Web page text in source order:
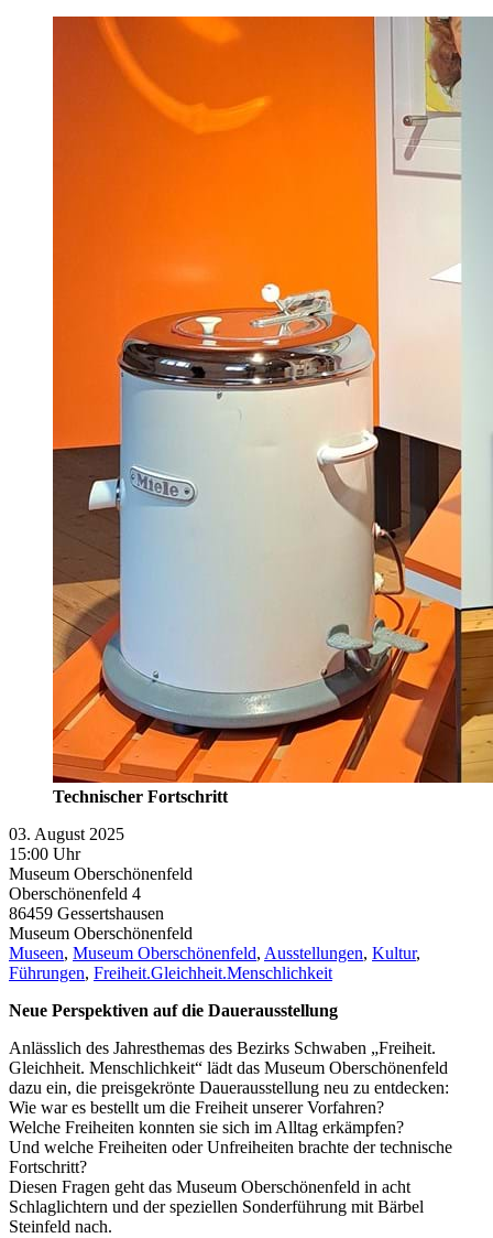
Technischer Fortschritt
03. August 2025
15:00 Uhr
Museum Oberschönenfeld
Oberschönenfeld 4
86459 Gessertshausen
Museum Oberschönenfeld
Museen, Museum Oberschönenfeld, Ausstellungen, Kultur,
Führungen, Freiheit.Gleichheit.Menschlichkeit
Neue Perspektiven auf die Dauerausstellung
Anlässlich des Jahresthemas des Bezirks Schwaben „Freiheit.
Gleichheit. Menschlichkeit“ lädt das Museum Oberschönenfeld
dazu ein, die preisgekrönte Dauerausstellung neu zu entdecken:
Wie war es bestellt um die Freiheit unserer Vorfahren?
Welche Freiheiten konnten sie sich im Alltag erkämpfen?
Und welche Freiheiten oder Unfreiheiten brachte der technische
Fortschritt?
Diesen Fragen geht das Museum Oberschönenfeld in acht
Schlaglichtern und der speziellen Sonderführung mit Bärbel
Steinfeld nach.